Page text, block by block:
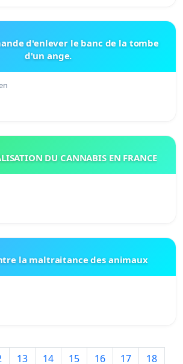
d'enlever le banc de la tombe
d'un ange.
DU CANNABIS EN FRANCE
la maltraitance des animaux
13 14 15 16 17
18